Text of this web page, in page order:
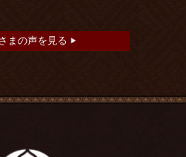
まの声を見る ▶